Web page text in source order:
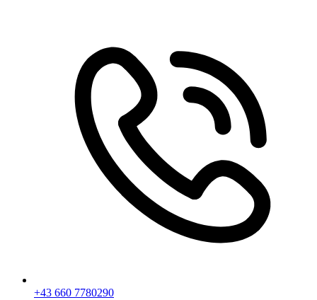
+43 660 7780290